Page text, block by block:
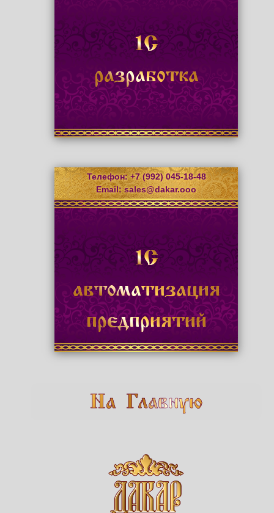
1С
разработка
1С
автоматизация
предприятий
Телефон: +7 (992) 045-18-48
Email:sales@dakar.ooo